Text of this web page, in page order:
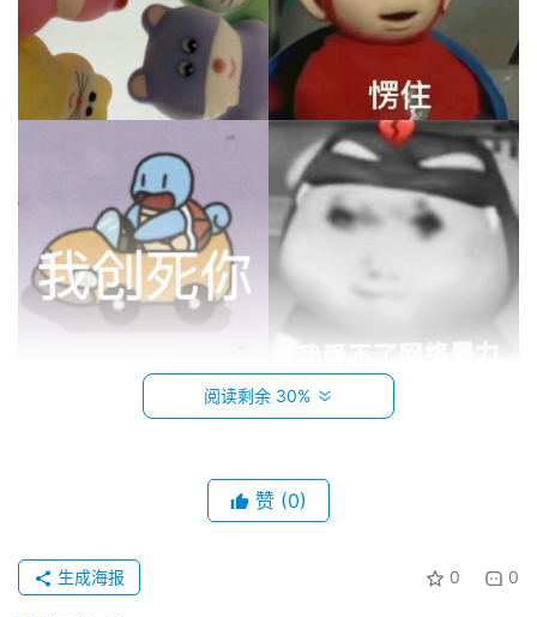
资
果
登录
阅读剩余 30%
赞 (0)
0 0
生成海报